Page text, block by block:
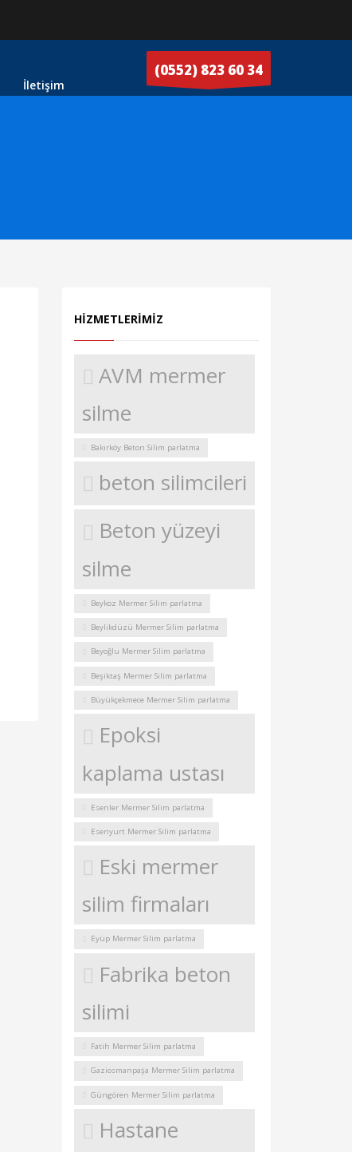
İletişim
(0552) 823 60 34
HIZMETLERIMIZ
AVM mermer
silme
Bakırköy Beton Silim parlatma
beton silimcileri
Beton yüzeyi
silme
Beykoz Mermer Silim parlatma
Beylikdüzü Mermer Silim parlatma
Beyoğlu Mermer Silim parlatma
Beşiktaş Mermer Silim parlatma
Büyükçekmece Mermer Silim parlatma
Epoksi
kaplama ustası
Esenler Mermer Silim parlatma
Esenyurt Mermer Silim parlatma
Eski mermer
silim firmaları
Eyüp Mermer Silim parlatma
Fabrika beton
silimi
Fatih Mermer Silim parlatma
Gaziosmanpaşa Mermer Silim parlatma
Güngören Mermer Silim parlatma
Hastane